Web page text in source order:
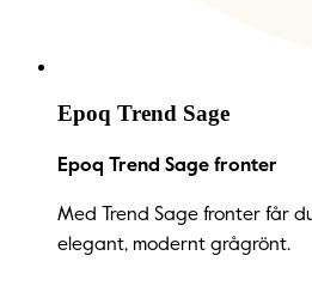
Epoq Trend Sage
Epoq Trend Sage fronter
Med Trend Sage fronter får
elegant, modernt grågrönt.